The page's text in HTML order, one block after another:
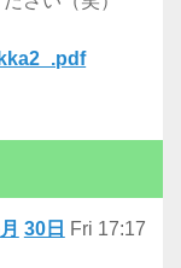
30日 Fri 17:17